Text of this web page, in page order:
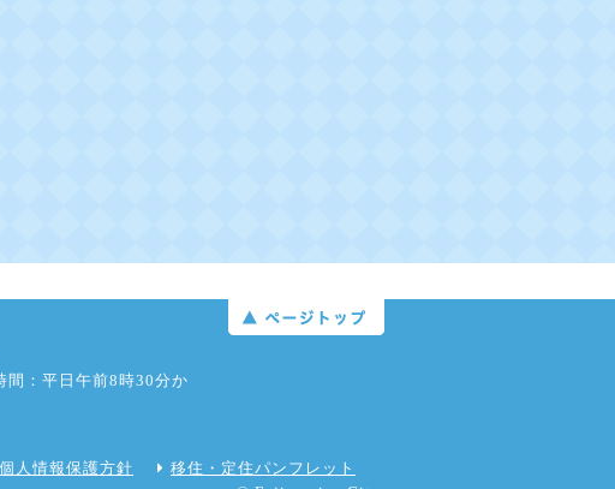
間：平日午前8時30分か
個人情報保護方針
移住・定住パンフレット